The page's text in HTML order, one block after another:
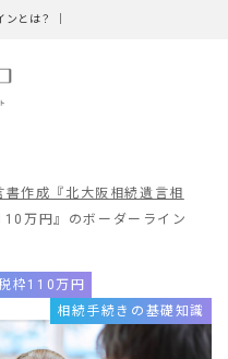
とは？ ｜
書作成『北大阪相続遺言相
万円』のボーダーライン
枠110万円
相続手続きの基礎知識